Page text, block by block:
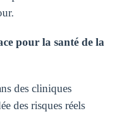
pour la santé de la
des cliniques
des risques réels